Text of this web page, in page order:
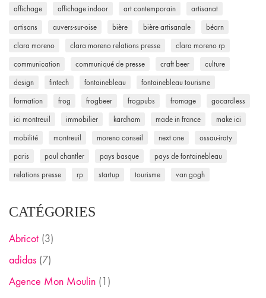
affichage affichage indoor art contemporain artisanat
artisans auvers-sur-oise bière bière artisanale béarn
clara moreno clara moreno relations presse clara moreno rp
communication communiqué de presse craft beer culture
design fintech fontainebleau fontainebleau tourisme
formation frog frogbeer frogpubs fromage gocardless
ici montreuil immobilier kardham made in france make ici
mobilité montreuil moreno conseil next one ossau-iraty
paris paul chantler pays basque pays de fontainebleau
relations presse rp startup tourisme van gogh
CATÉGORIES
Abricot (3)
adidas (7)
Agence Mon Moulin (1)